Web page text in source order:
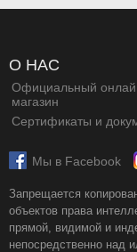
О НАС
Официальный
магазин
Сертификаты и
Мы в Facebook
Запрещается
объектов права
прямой, видимой и
непосредственно над